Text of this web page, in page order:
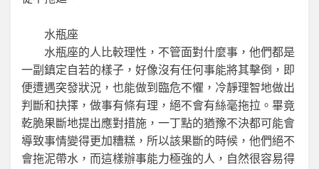
水瓶座
水瓶座的人比較理性，不管面對什麼事，他們都是
一副鎮定自若的樣子，好像沒有任何事能將其擊倒，即
便遭遇突發狀況，也能做到臨危不懼，冷靜理智地做出
判斷和抉擇，做事有條有理，絕不會有絲毫拖拉。畢竟
乾脆果斷地提出應對措施，一丁點的猶豫不決都可能會
導致事情變得更加糟糕，所以該果斷的時候，他們絕不
會拖泥帶水，而這樣辦事能力極強的人，自然很容易得